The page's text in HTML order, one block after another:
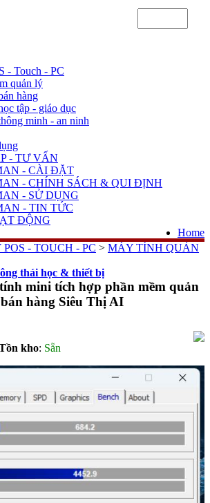
- Touch - PC
quản lý
hàng
tập - giáo dục
minh - an ninh
- TƯ VẤN
- CÀI ĐẶT
- CHÍNH SÁCH & QUI ĐỊNH
- SỬ DỤNG
- TIN TỨC
ĐỘNG
Home
- TOUCH - PC > MÁY TÍNH QUẢN
thái học & thiết bị
mini tích hợp phần mềm quản
hàng Siêu Thị AI
kho: Sẵn